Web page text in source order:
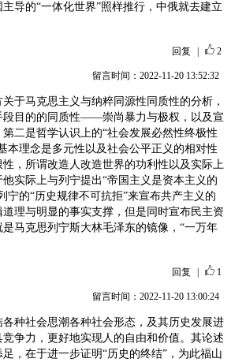
导的“一体化世界”照样推行，中俄就去建立
回复 2
留言时间：2022-11-20 13:52:32
于马克思主义与纳粹同源性同质性的分析，
段目的的同质性——崇尚暴力与极权，以及宣
二是哲学认识上的“社会发展必然性终极性
本理念是多元性以及社会公平正义的相对性
，所谓改造人改造世界的功利性以及实际上
实际上与列宁提出“帝国主义是资本主义的
宁的“历史规律不可抗拒”来宣布共产主义的
理与明显的事实支撑，但是同时宣布民主资
马克思列宁斯大林毛泽东的镜像，“一万年
回复 1
留言时间：2022-11-20 13:00:24
种社会思潮各种社会形态，及其历史发展进
争力，更好地实现人的自由和价值。其论述
，在于进一步证明“历史的终结”，为此福山